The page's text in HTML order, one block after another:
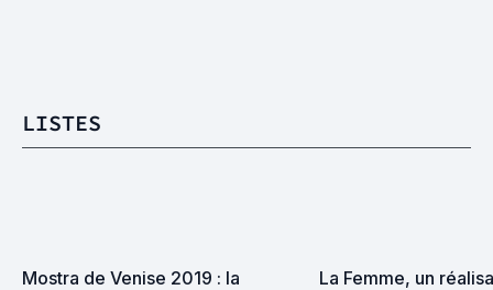
LISTES
Mostra de Venise 2019 : la
La Femme, un